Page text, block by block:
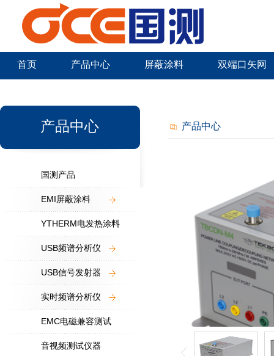
首页 产品中心 屏蔽涂料 双端口矢网
产品中心
国测产品
EMI屏蔽涂料
YTHERM电发热涂料
USB频谱分析仪
USB信号发射器
实时频谱分析仪
EMC电磁兼容测试
音视频测试仪器
产品中心